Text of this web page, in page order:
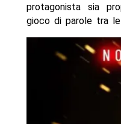
protagonista sia
gioco di parole tra le